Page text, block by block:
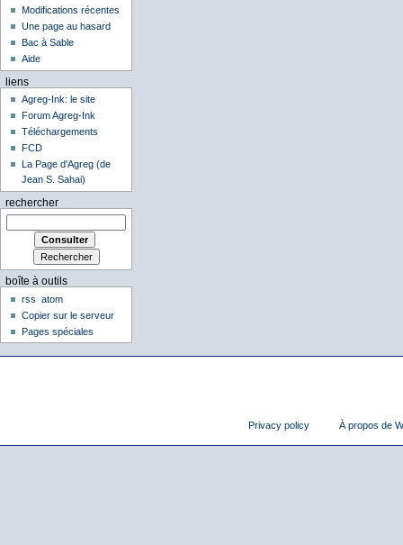
Modifications récentes
Une page au hasard
Bac à Sable
Aide
liens
Agreg-Ink: le site
Forum Agreg-Ink
Téléchargements
FCD
La Page d'Agreg (de
Jean S. Sahai)
rechercher
boîte à outils
rss
atom
Copier sur le serveur
Pages spéciales
Privacy policy À propos de